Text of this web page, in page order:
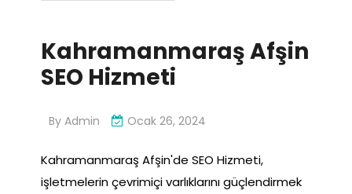
Kahramanmaraş Afşin
SEO Hizmeti
By Admin Ocak 26, 2024
Kahramanmaraş Afşin'de SEO Hizmeti,
işletmelerin çevrimiçi varlıklarını güçlendirmek